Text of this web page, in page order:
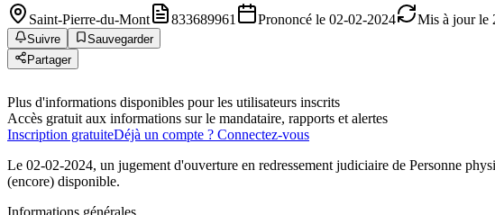
Saint-Pierre-du-Mont 833689961 Prononcé le 02-02-2024 Mis à jour le
Suivre
Sauvegarder
Partager
Plus d'informations disponibles pour les utilisateurs inscrits
Accès gratuit aux informations sur le mandataire, rapports et alertes
Inscription gratuiteDéjà un compte ? Connectez-vous
Le 02-02-2024, un jugement d'ouverture en redressement judiciaire de Personne
(encore) disponible.
Informations générales